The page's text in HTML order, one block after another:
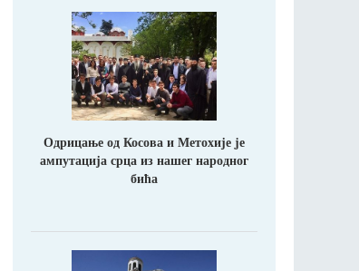
Одрицање од Косова и Метохије jе
ампутација срца из нашег народног
бића